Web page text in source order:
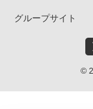
グループサイト
©